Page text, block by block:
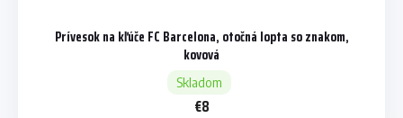
Prívesok na kľúče FC Barcelona, otočná lopta so znakom,
kovová
Skladom
€8